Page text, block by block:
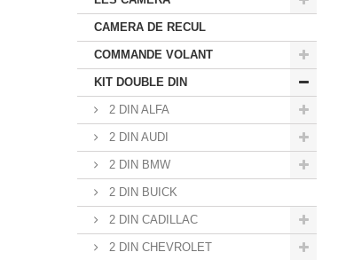
CAMERA DE RECUL
COMMANDE VOLANT
KIT DOUBLE DIN
2 DIN ALFA
2 DIN AUDI
2 DIN BMW
2 DIN BUICK
2 DIN CADILLAC
2 DIN CHEVROLET